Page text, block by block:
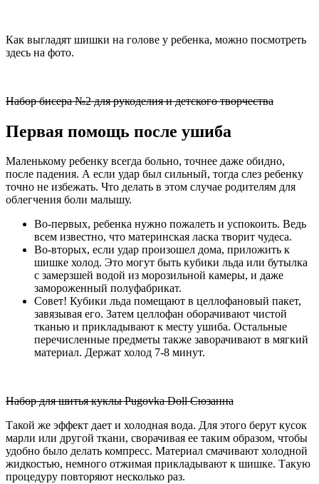
Как выгладят шишки на голове у ребенка, можно посмотреть
здесь на фото.
Набор бисера №2 для рукоделия и детского творчества
Первая помощь после ушиба
Маленькому ребенку всегда больно, точнее даже обидно,
после падения. А если удар был сильный, тогда слез ребенку
точно не избежать. Что делать в этом случае родителям для
облегчения боли малышу.
Во-первых, ребенка нужно пожалеть и успокоить. Ведь
всем известно, что материнская ласка творит чудеса.
Во-вторых, если удар произошел дома, приложить к
шишке холод. Это могут быть кубики льда или бутылка
с замерзшей водой из морозильной камеры, и даже
замороженный полуфабрикат.
Совет! Кубики льда помещают в целлофановый пакет,
завязывая его. Затем целлофан оборачивают чистой
тканью и прикладывают к месту ушиба. Остальные
перечисленные предметы также заворачивают в мягкий
материал. Держат холод 7-8 минут.
Набор для шитья куклы Pugovka Doll Сюзанна
Такой же эффект дает и холодная вода. Для этого берут кусок
марли или другой ткани, сворачивая ее таким образом, чтобы
удобно было делать компресс. Материал смачивают холодной
жидкостью, немного отжимая прикладывают к шишке. Такую
процедуру повторяют несколько раз.